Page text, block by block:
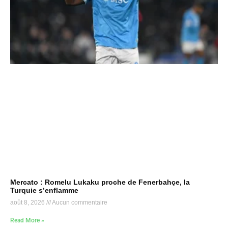
Mercato : Romelu Lukaku proche de Fenerbahçe, la
Turquie s’enflamme
août 8, 2026 Aucun commentaire
Read More »